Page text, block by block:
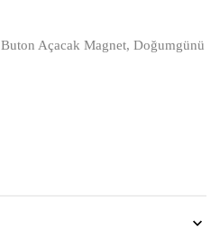
Buton Açacak Magnet, Doğumgünü